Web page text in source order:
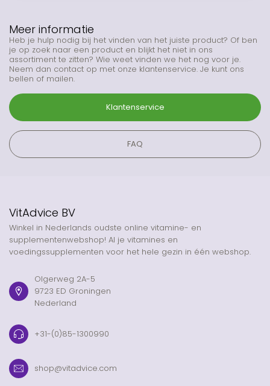
Meer informatie
Heb je hulp nodig bij het vinden van het juiste product? Of ben
je op zoek naar een product en blijkt het niet in ons
assortiment te zitten? Wie weet vinden we het nog voor je.
Neem dan contact op met onze klantenservice. Je kunt ons
bellen of mailen.
Klantenservice
FAQ
VitAdvice BV
Winkel in Nederlands oudste online vitamine- en
supplementenwebshop! Al je vitamines en
voedingssupplementen voor het hele gezin in één webshop.
Olgerweg 2A-5
9723 ED Groningen
Nederland
+31-(0)85-1300990
shop@vitadvice.com